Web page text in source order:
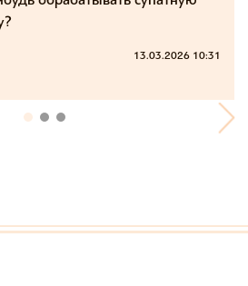
13.03.2026 10:31